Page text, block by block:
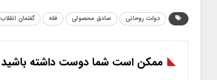
دولت روحانی صادق محصولی فقه گفتمان انقلاب
ممکن است شما دوست داشته باشید